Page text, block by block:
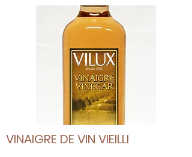
VINAIGRE DE VIN VIEILLI